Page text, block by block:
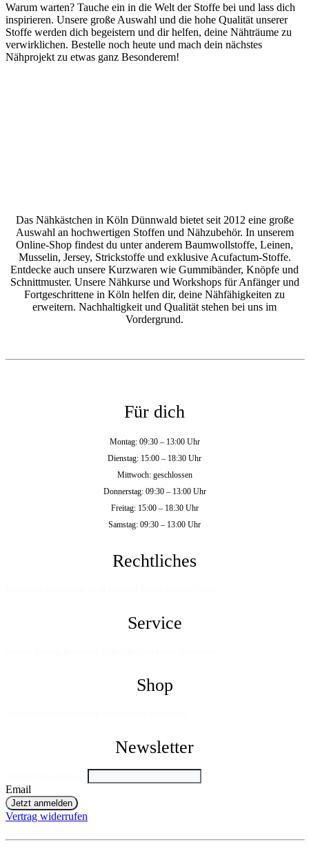
Warum warten? Tauche ein in die Welt der Stoffe bei und lass dich
inspirieren. Unsere große Auswahl und die hohe Qualität unserer
Stoffe werden dich begeistern und dir helfen, deine Nähträume zu
verwirklichen. Bestelle noch heute und mach dein nächstes
Nähprojekt zu etwas ganz Besonderem!
Das Nähkästchen in Köln Dünnwald bietet seit 2012 eine große
Auswahl an hochwertigen Stoffen und Nähzubehör. In unserem
Online-Shop findest du unter anderem Baumwollstoffe, Leinen,
Musselin, Jersey, Strickstoffe und exklusive Acufactum-Stoffe.
Entdecke auch unsere Kurzwaren wie Gummibänder, Knöpfe und
Schnittmuster. Unsere Nähkurse und Workshops für Anfänger und
Fortgeschrittene in Köln helfen dir, deine Nähfähigkeiten zu
erweitern. Nachhaltigkeit und Qualität stehen bei uns im
Vordergrund.
Für dich
Montag: 09:30 – 13:00 Uhr
Dienstag: 15:00 – 18:30 Uhr
Mittwoch: geschlossen
Donnerstag: 09:30 – 13:00 Uhr
Freitag: 15:00 – 18:30 Uhr
Samstag: 09:30 – 13:00 Uhr
Rechtliches
Service
Shop
Newsletter
Email
Jetzt anmelden
Vertrag widerrufen